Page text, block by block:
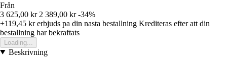
Från
3 625,00 kr 2 389,00 kr -34%
+119,45 krerbjuds pa din nasta bestallning Krediteras efter att din
bestallning har bekraftats
Loading...
Beskrivning